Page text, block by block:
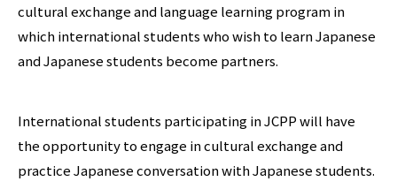
cultural exchange and language learning program in
which international students who wish to learn Japanese
and Japanese students become partners.
International students participating in JCPP will have
the opportunity to engage in cultural exchange and
practice Japanese conversation with Japanese students.